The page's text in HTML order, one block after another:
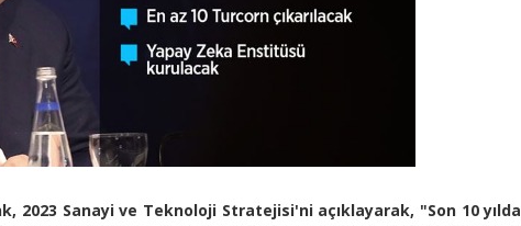
2023 Sanayi ve Teknoloji Stratejisi'ni açıklayarak, "Son 10 yılda